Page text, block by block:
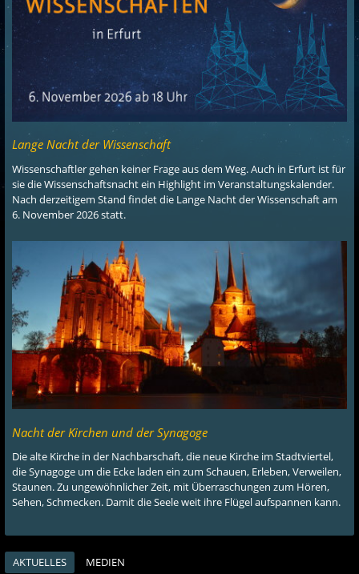
Lange Nacht der Wissenschaft
Wissenschaftler gehen keiner Frage aus dem Weg. Auch in Erfurt ist für
sie die Wissenschaftsnacht ein Highlight im Veranstaltungskalender.
Nach derzeitigem Stand findet die Lange Nacht der Wissenschaft am
6. November 2026 statt.
Nacht der Kirchen und der Synagoge
Die alte Kirche in der Nachbarschaft, die neue Kirche im Stadtviertel,
die Synagoge um die Ecke laden ein zum Schauen, Erleben, Verweilen,
Staunen. Zu ungewöhnlicher Zeit, mit Überraschungen zum Hören,
Sehen, Schmecken. Damit die Seele weit ihre Flügel aufspannen kann.
AKTUELLES MEDIEN